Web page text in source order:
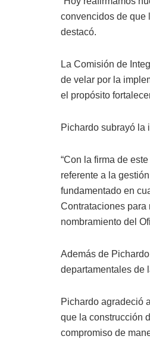
convencidos de que
destacó.
La Comisión de
de velar por la
el propósito
Pichardo subrayó la
“Con la firma de
referente a la
fundamentado en
Contrataciones para
nombramiento del
Además de
departamentales de
Pichardo agradeció
que la construcción
compromiso de